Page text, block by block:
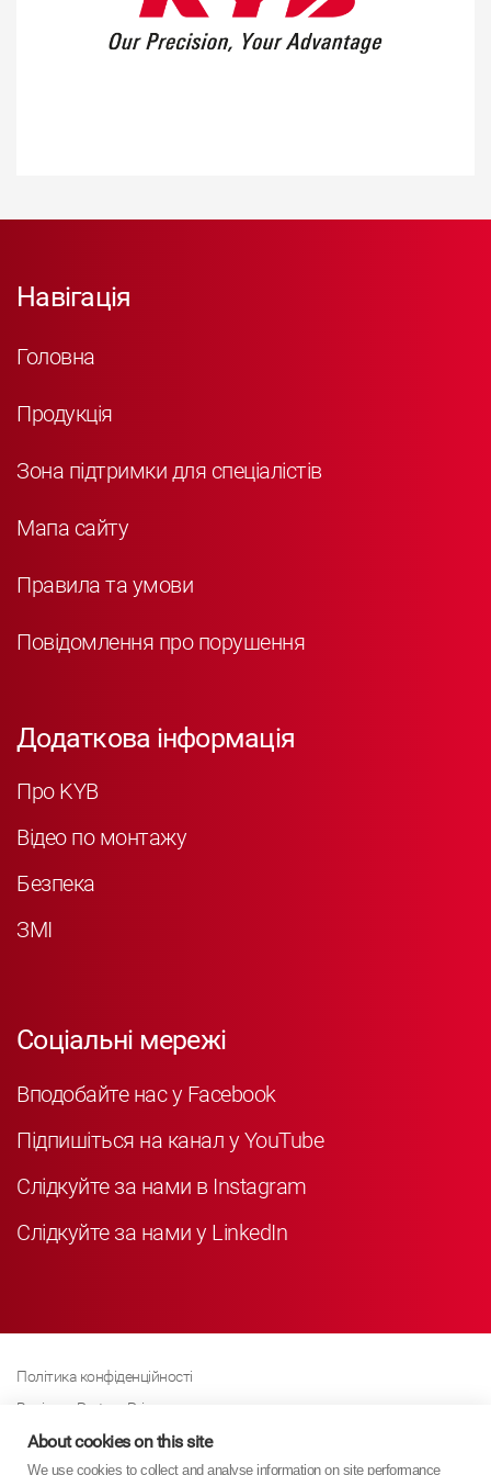
Навігація
Головна
Продукція
Зона підтримки для спеціалістів
Мапа сайту
Правила та умови
Повідомлення про порушення
Додаткова інформація
Про KYB
Відео по монтажу
Безпека
ЗМІ
Соціальні мережі
Вподобайте нас у Facebook
Підпишіться на канал у YouTube
Слідкуйте за нами в Instagram
Слідкуйте за нами у LinkedIn
Політика конфіденційності
Business Partner Privacy
Політика щодо файлів cookie
Сучасна політика Закону про рабство
About cookies on this site
We use cookies to collect and analyse information on site performance